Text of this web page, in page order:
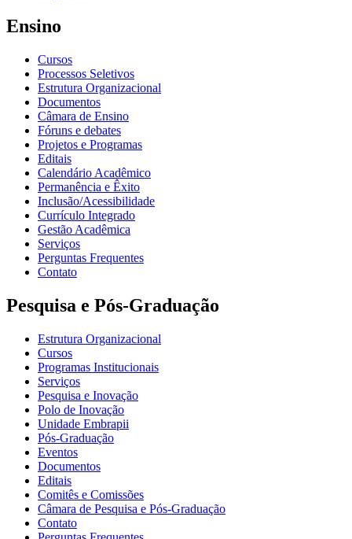
Ensino
Cursos
Processos Seletivos
Estrutura Organizacional
Documentos
Câmara de Ensino
Fóruns e debates
Projetos e Programas
Editais
Calendário Acadêmico
Permanência e Êxito
Inclusão/Acessibilidade
Currículo Integrado
Gestão Acadêmica
Serviços
Perguntas Frequentes
Contato
Pesquisa e Pós-Graduação
Estrutura Organizacional
Cursos
Programas Institucionais
Serviços
Pesquisa e Inovação
Polo de Inovação
Unidade Embrapii
Pós-Graduação
Eventos
Documentos
Editais
Comitês e Comissões
Câmara de Pesquisa e Pós-Graduação
Contato